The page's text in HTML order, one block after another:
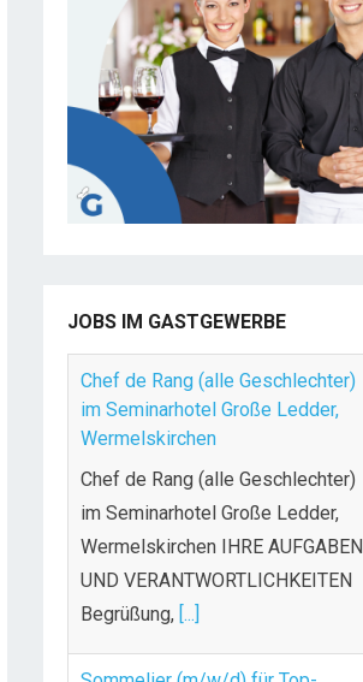
JOBS IM GASTGEWERBE
Chef de Rang (alle Geschlechter)
im Seminarhotel Große Ledder,
Wermelskirchen
Chef de Rang (alle Geschlechter)
im Seminarhotel Große Ledder,
Wermelskirchen IHRE AUFGABEN
UND VERANTWORTLICHKEITEN
Begrüßung, [...]